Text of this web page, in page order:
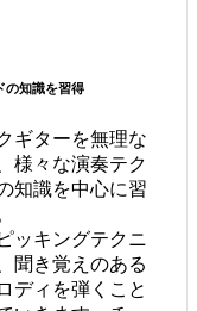
の知識を習得
ギターを無理な
様々な演奏テク
知識を中心に習
ッキングテクニ
聞き覚えのある
ディを弾くこと